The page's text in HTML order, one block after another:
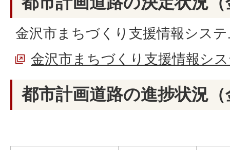
金沢市まちづくり支援情報シス
金沢市まちづくり支援情報シ
都市計画道路の進捗状況